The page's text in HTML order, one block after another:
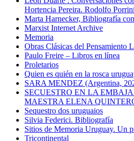
Hortencia Pereira. Rodolfo
Marta Harnecker, Bibliografía
Marxist Internet Archive
Memoria
Obras Clásicas del Pensamiento
Paulo Freire – Libros en línea
Proletarios
Quien es quién en la rosca
SARA MENDEZ (Argentina,
SECUESTRO EN LA
MAESTRA ELENA
Sequestro dos uruguaios
Silvia Federici. Bibliografía
Sitios de Memoria Uruguay. Un
Tricontinental